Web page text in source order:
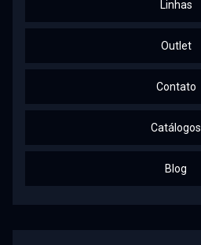
Linhas
Outlet
Contato
Catálogos
Blog